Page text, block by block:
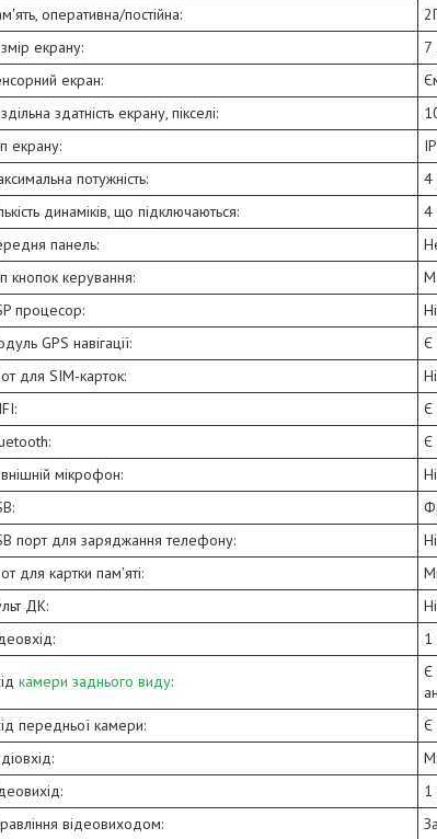
оперативна/постійна:
екрану:
7
екран:
здатність екрану, пікселі:
екрану:
потужність:
4
динаміків, що підключаються:
4
панель:
кнопок керування:
процесор:
Ні
GPS навігації:
Є
для SIM-карток:
Ні
Є
Є
мікрофон:
Ні
порт для заряджання телефону:
Ні
для картки пам'яті:
ДК:
Ні
1
камери заднього виду:
Є
передньої камери:
Є
1
відеовиходом: